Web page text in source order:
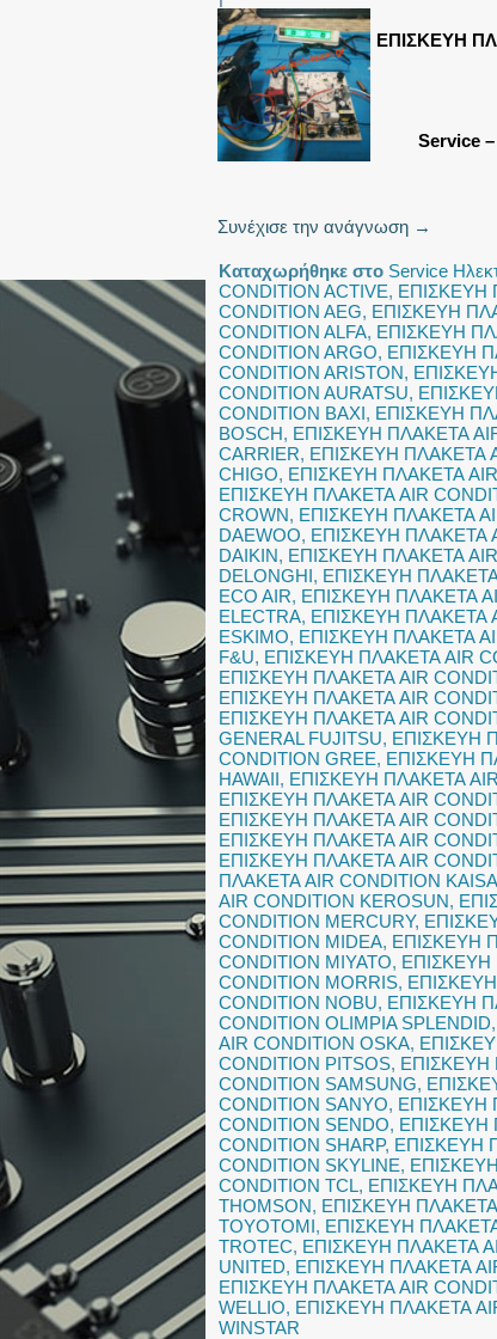
ΕΠΙΣΚΕΥΗ
Service
Συνέχισε την ανάγνωση →
Καταχωρήθηκε στο Service
CONDITION ACTIVE, ΕΠΙΣΚΕΥΗ
CONDITION AEG, ΕΠΙΣΚΕΥΗ
CONDITION ALFA, ΕΠΙΣΚΕΥΗ
CONDITION ARGO, ΕΠΙΣΚΕΥΗ
CONDITION ARISTON,
CONDITION AURATSU,
CONDITION BAXI, ΕΠΙΣΚΕΥΗ
BOSCH, ΕΠΙΣΚΕΥΗ ΠΛΑΚΕΤΑ
CARRIER, ΕΠΙΣΚΕΥΗ ΠΛΑΚΕΤΑ
CHIGO, ΕΠΙΣΚΕΥΗ ΠΛΑΚΕΤΑ AIR
ΕΠΙΣΚΕΥΗ ΠΛΑΚΕΤΑ AIR
CROWN, ΕΠΙΣΚΕΥΗ ΠΛΑΚΕΤΑ
DAEWOO, ΕΠΙΣΚΕΥΗ ΠΛΑΚΕΤΑ
DAIKIN, ΕΠΙΣΚΕΥΗ ΠΛΑΚΕΤΑ AIR
DELONGHI, ΕΠΙΣΚΕΥΗ ΠΛΑΚΕΤΑ
ECO AIR, ΕΠΙΣΚΕΥΗ ΠΛΑΚΕΤΑ
ELECTRA, ΕΠΙΣΚΕΥΗ ΠΛΑΚΕΤΑ
ESKIMO, ΕΠΙΣΚΕΥΗ ΠΛΑΚΕΤΑ
F&U, ΕΠΙΣΚΕΥΗ ΠΛΑΚΕΤΑ AIR
ΕΠΙΣΚΕΥΗ ΠΛΑΚΕΤΑ AIR
ΕΠΙΣΚΕΥΗ ΠΛΑΚΕΤΑ AIR
ΕΠΙΣΚΕΥΗ ΠΛΑΚΕΤΑ AIR
GENERAL FUJITSU, ΕΠΙΣΚΕΥΗ
CONDITION GREE, ΕΠΙΣΚΕΥΗ
HAWAII, ΕΠΙΣΚΕΥΗ ΠΛΑΚΕΤΑ
ΕΠΙΣΚΕΥΗ ΠΛΑΚΕΤΑ AIR
ΕΠΙΣΚΕΥΗ ΠΛΑΚΕΤΑ AIR
ΕΠΙΣΚΕΥΗ ΠΛΑΚΕΤΑ AIR
ΕΠΙΣΚΕΥΗ ΠΛΑΚΕΤΑ AIR
ΠΛΑΚΕΤΑ AIR CONDITION
AIR CONDITION KEROSUN,
CONDITION MERCURY,
CONDITION MIDEA, ΕΠΙΣΚΕΥΗ
CONDITION MIYATO, ΕΠΙΣΚΕΥΗ
CONDITION MORRIS,
CONDITION NOBU, ΕΠΙΣΚΕΥΗ
CONDITION OLIMPIA SPLENDID,
AIR CONDITION OSKA,
CONDITION PITSOS, ΕΠΙΣΚΕΥΗ
CONDITION SAMSUNG,
CONDITION SANYO, ΕΠΙΣΚΕΥΗ
CONDITION SENDO, ΕΠΙΣΚΕΥΗ
CONDITION SHARP, ΕΠΙΣΚΕΥΗ
CONDITION SKYLINE,
CONDITION TCL, ΕΠΙΣΚΕΥΗ
THOMSON, ΕΠΙΣΚΕΥΗ ΠΛΑΚΕΤΑ
TOYOTOMI, ΕΠΙΣΚΕΥΗ ΠΛΑΚΕΤΑ
TROTEC, ΕΠΙΣΚΕΥΗ ΠΛΑΚΕΤΑ
UNITED, ΕΠΙΣΚΕΥΗ ΠΛΑΚΕΤΑ
ΕΠΙΣΚΕΥΗ ΠΛΑΚΕΤΑ AIR
WELLIO, ΕΠΙΣΚΕΥΗ ΠΛΑΚΕΤΑ
WINSTAR